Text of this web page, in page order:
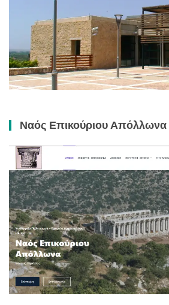
Ναός Επικούριου Απόλλωνα